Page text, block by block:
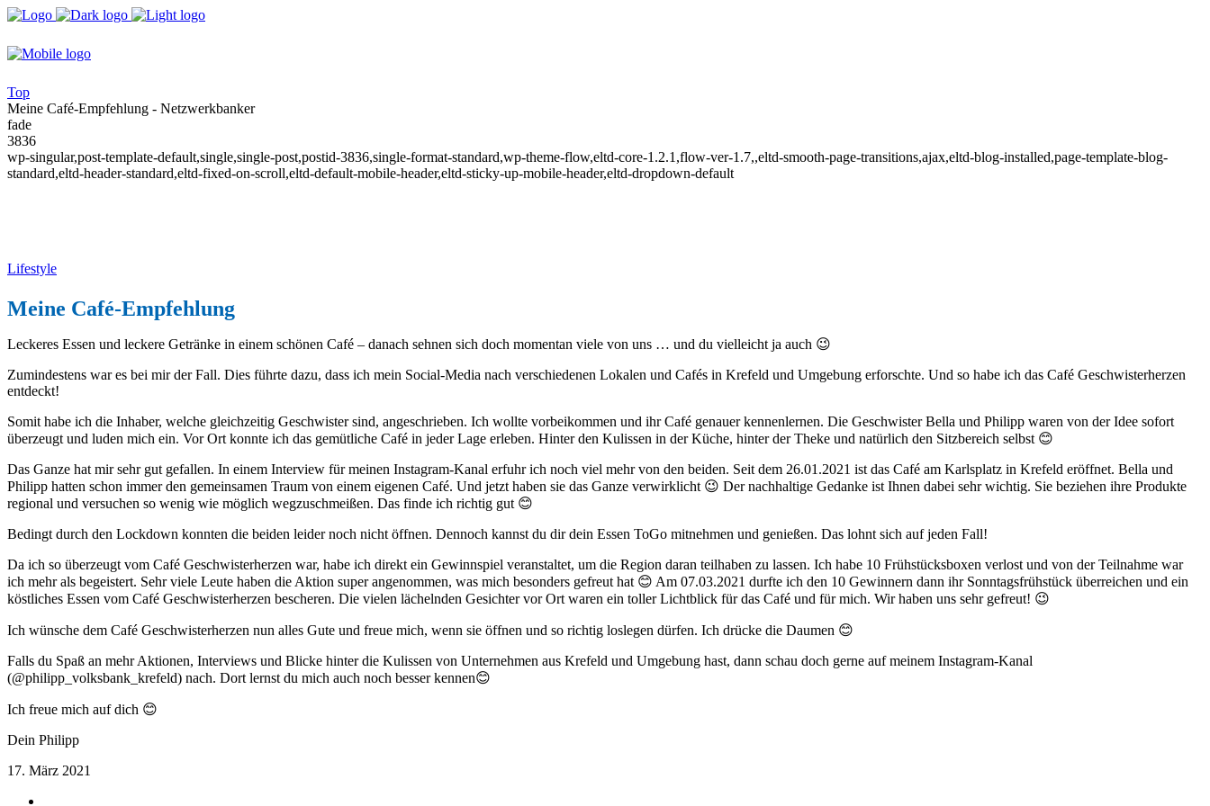
Top
Meine Café-Empfehlung - Netzwerkbanker
fade
3836
wp-singular,post-template-default,single,single-post,postid-3836,single-format-standard,wp-theme-flow,eltd-core-1.2.1,flow-ver-1.7,,eltd-smooth-page-transitions,ajax,eltd-blog-installed,page-template-blog-
standard,eltd-header-standard,eltd-fixed-on-scroll,eltd-default-mobile-header,eltd-sticky-up-mobile-header,eltd-dropdown-default
Lifestyle
Meine Café-Empfehlung
Leckeres Essen und leckere Getränke in einem schönen Café – danach sehnen sich doch momentan viele von uns … und du vielleicht ja auch 😉
Zumindestens war es bei mir der Fall. Dies führte dazu, dass ich mein Social-Media nach verschiedenen Lokalen und Cafés in Krefeld und Umgebung erforschte. Und so habe ich das Café Geschwisterherzen
entdeckt!
Somit habe ich die Inhaber, welche gleichzeitig Geschwister sind, angeschrieben. Ich wollte vorbeikommen und ihr Café genauer kennenlernen. Die Geschwister Bella und Philipp waren von der Idee sofort
überzeugt und luden mich ein. Vor Ort konnte ich das gemütliche Café in jeder Lage erleben. Hinter den Kulissen in der Küche, hinter der Theke und natürlich den Sitzbereich selbst 😊
Das Ganze hat mir sehr gut gefallen. In einem Interview für meinen Instagram-Kanal erfuhr ich noch viel mehr von den beiden. Seit dem 26.01.2021 ist das Café am Karlsplatz in Krefeld eröffnet. Bella und
Philipp hatten schon immer den gemeinsamen Traum von einem eigenen Café. Und jetzt haben sie das Ganze verwirklicht 😉 Der nachhaltige Gedanke ist Ihnen dabei sehr wichtig. Sie beziehen ihre Produkte
regional und versuchen so wenig wie möglich wegzuschmeißen. Das finde ich richtig gut 😊
Bedingt durch den Lockdown konnten die beiden leider noch nicht öffnen. Dennoch kannst du dir dein Essen ToGo mitnehmen und genießen. Das lohnt sich auf jeden Fall!
Da ich so überzeugt vom Café Geschwisterherzen war, habe ich direkt ein Gewinnspiel veranstaltet, um die Region daran teilhaben zu lassen. Ich habe 10 Frühstücksboxen verlost und von der Teilnahme war
ich mehr als begeistert. Sehr viele Leute haben die Aktion super angenommen, was mich besonders gefreut hat 😊 Am 07.03.2021 durfte ich den 10 Gewinnern dann ihr Sonntagsfrühstück überreichen und ein
köstliches Essen vom Café Geschwisterherzen bescheren. Die vielen lächelnden Gesichter vor Ort waren ein toller Lichtblick für das Café und für mich. Wir haben uns sehr gefreut! 😉
Ich wünsche dem Café Geschwisterherzen nun alles Gute und freue mich, wenn sie öffnen und so richtig loslegen dürfen. Ich drücke die Daumen 😊
Falls du Spaß an mehr Aktionen, Interviews und Blicke hinter die Kulissen von Unternehmen aus Krefeld und Umgebung hast, dann schau doch gerne auf meinem Instagram-Kanal
(@philipp_volksbank_krefeld) nach. Dort lernst du mich auch noch besser kennen😊
Ich freue mich auf dich 😊
Dein Philipp
17. März 2021